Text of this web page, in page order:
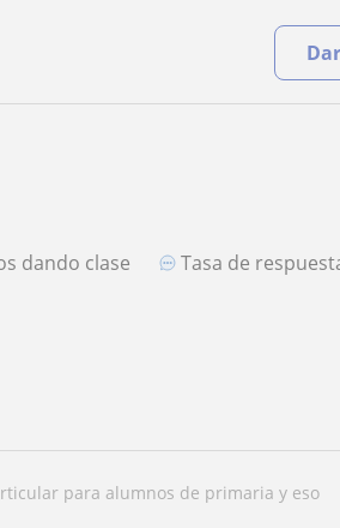
dando clase Tasa de
para alumnos de primaria y eso